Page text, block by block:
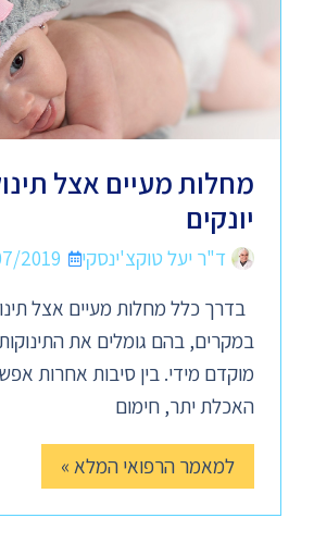
מחלות מעיים אצל
יונקים
ד"ר יעל טוקצ'ינסקי
2019
בדרך כלל מחלות מעיים אצל
במקרים, בהם גומלים את
מוקדם מידי. בין סיבות אחרות
האכלת יתר, חימום
למאמר הרפואי המלא »